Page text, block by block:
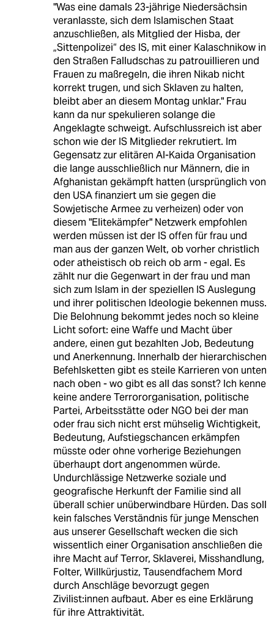
"Was eine damals 23-jährige Niedersächsin
veranlasste, sich dem Islamischen Staat
anzuschließen, als Mitglied der Hisba, der
„Sittenpolizei“ des IS, mit einer Kalaschnikow in
den Straßen Falludschas zu patrouillieren und
Frauen zu maßregeln, die ihren Nikab nicht
korrekt trugen, und sich Sklaven zu halten,
bleibt aber an diesem Montag unklar." Frau
kann da nur spekulieren solange die
Angeklagte schweigt. Aufschlussreich ist aber
schon wie der IS Mitglieder rekrutiert. Im
Gegensatz zur elitären Al-Kaida Organisation
die lange ausschließlich nur Männern, die in
Afghanistan gekämpft hatten (ursprünglich von
den USA finanziert um sie gegen die
Sowjetische Armee zu verheizen) oder von
diesem "Elitekämpfer" Netzwerk empfohlen
werden müssen ist der IS offen für frau und
man aus der ganzen Welt, ob vorher christlich
oder atheistisch ob reich ob arm - egal. Es
zählt nur die Gegenwart in der frau und man
sich zum Islam in der speziellen IS Auslegung
und ihrer politischen Ideologie bekennen muss.
Die Belohnung bekommt jedes noch so kleine
Licht sofort: eine Waffe und Macht über
andere, einen gut bezahlten Job, Bedeutung
und Anerkennung. Innerhalb der hierarchischen
Befehlsketten gibt es steile Karrieren von unten
nach oben - wo gibt es all das sonst? Ich kenne
keine andere Terrororganisation, politische
Partei, Arbeitsstätte oder NGO bei der man
oder frau sich nicht erst mühselig Wichtigkeit,
Bedeutung, Aufstiegschancen erkämpfen
müsste oder ohne vorherige Beziehungen
überhaupt dort angenommen würde.
Undurchlässige Netzwerke soziale und
geografische Herkunft der Familie sind all
überall schier unüberwindbare Hürden. Das soll
kein falsches Verständnis für junge Menschen
aus unserer Gesellschaft wecken die sich
wissentlich einer Organisation anschließen die
ihre Macht auf Terror, Sklaverei, Misshandlung,
Folter, Willkürjustiz, Tausendfachem Mord
durch Anschläge bevorzugt gegen
Zivilist:innen aufbaut. Aber es eine Erklärung
für ihre Attraktivität.